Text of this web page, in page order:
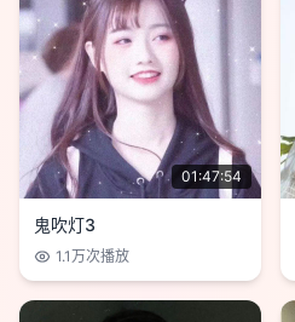
01:47:54
鬼吹灯3
1.1万次播放